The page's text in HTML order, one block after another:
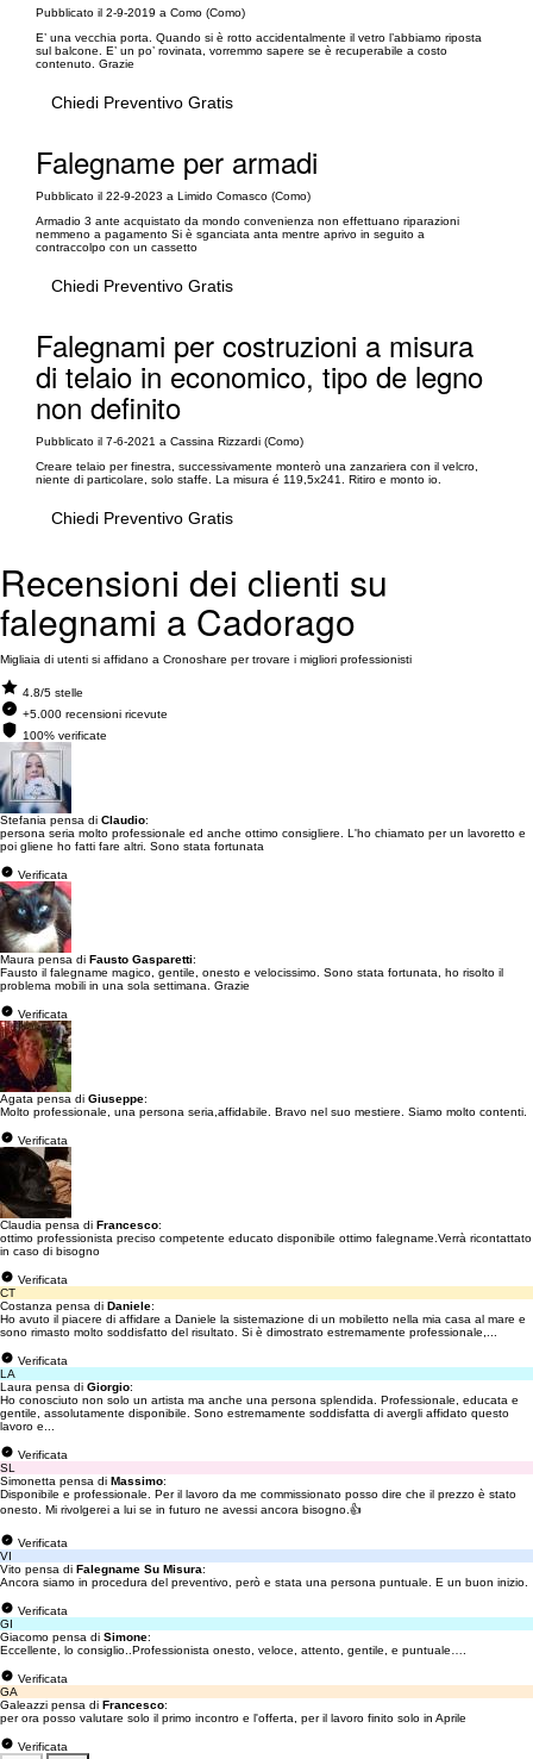
Pubblicato il 2-9-2019 a Como (Como)
E’ una vecchia porta. Quando si è rotto accidentalmente il vetro l’abbiamo riposta
sul balcone. E’ un po’ rovinata, vorremmo sapere se è recuperabile a costo
contenuto. Grazie
Chiedi Preventivo Gratis
Falegname per armadi
Pubblicato il 22-9-2023 a Limido Comasco (Como)
Armadio 3 ante acquistato da mondo convenienza non effettuano riparazioni
nemmeno a pagamento Si è sganciata anta mentre aprivo in seguito a
contraccolpo con un cassetto
Chiedi Preventivo Gratis
Falegnami per costruzioni a misura
di telaio in economico, tipo de legno
non definito
Pubblicato il 7-6-2021 a Cassina Rizzardi (Como)
Creare telaio per finestra, successivamente monterò una zanzariera con il velcro,
niente di particolare, solo staffe. La misura é 119,5x241. Ritiro e monto io.
Chiedi Preventivo Gratis
Recensioni dei clienti su
falegnami a Cadorago
Migliaia di utenti si affidano a Cronoshare per trovare i migliori professionisti
4.8/5 stelle
+5.000 recensioni ricevute
100% verificate
Stefania pensa di Claudio:
persona seria molto professionale ed anche ottimo consigliere. L'ho chiamato per un lavoretto e
poi gliene ho fatti fare altri. Sono stata fortunata
Verificata
Maura pensa di Fausto Gasparetti:
Fausto il falegname magico, gentile, onesto e velocissimo. Sono stata fortunata, ho risolto il
problema mobili in una sola settimana. Grazie
Verificata
Agata pensa di Giuseppe:
Molto professionale, una persona seria,affidabile. Bravo nel suo mestiere. Siamo molto contenti.
Verificata
Claudia pensa di Francesco:
ottimo professionista preciso competente educato disponibile ottimo falegname.Verrà ricontattato
in caso di bisogno
Verificata
CT
Costanza pensa di Daniele:
Ho avuto il piacere di affidare a Daniele la sistemazione di un mobiletto nella mia casa al mare e
sono rimasto molto soddisfatto del risultato. Si è dimostrato estremamente professionale,...
Verificata
LA
Laura pensa di Giorgio:
Ho conosciuto non solo un artista ma anche una persona splendida. Professionale, educata e
gentile, assolutamente disponibile. Sono estremamente soddisfatta di avergli affidato questo
lavoro e...
Verificata
SL
Simonetta pensa di Massimo:
Disponibile e professionale. Per il lavoro da me commissionato posso dire che il prezzo è stato
onesto. Mi rivolgerei a lui se in futuro ne avessi ancora bisogno.👍
Verificata
VI
Vito pensa di Falegname Su Misura:
Ancora siamo in procedura del preventivo, però e stata una persona puntuale. E un buon inizio.
Verificata
GI
Giacomo pensa di Simone:
Eccellente, lo consiglio..Professionista onesto, veloce, attento, gentile, e puntuale….
Verificata
GA
Galeazzi pensa di Francesco:
per ora posso valutare solo il primo incontro e l'offerta, per il lavoro finito solo in Aprile
Verificata